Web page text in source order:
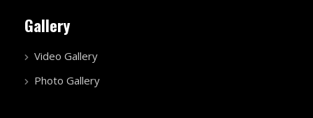
Gallery
Video Gallery
Photo Gallery